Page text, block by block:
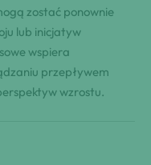
zostać ponownie
lub inicjatyw
wspiera
przepływem
wzrostu.